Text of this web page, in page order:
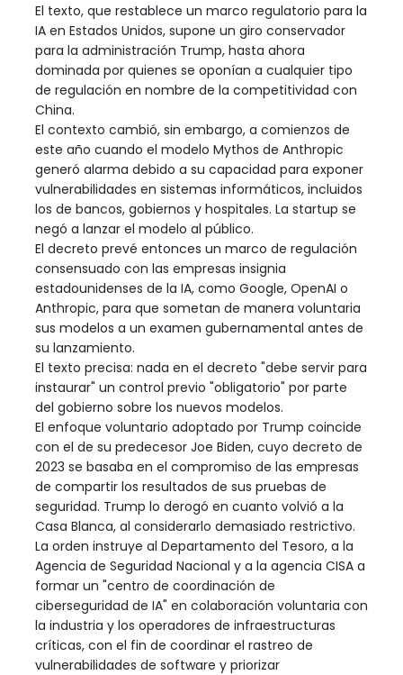
El texto, que restablece un marco regulatorio para la
IA en Estados Unidos, supone un giro conservador
para la administración Trump, hasta ahora
dominada por quienes se oponían a cualquier tipo
de regulación en nombre de la competitividad con
China.
El contexto cambió, sin embargo, a comienzos de
este año cuando el modelo Mythos de Anthropic
generó alarma debido a su capacidad para exponer
vulnerabilidades en sistemas informáticos, incluidos
los de bancos, gobiernos y hospitales. La startup se
negó a lanzar el modelo al público.
El decreto prevé entonces un marco de regulación
consensuado con las empresas insignia
estadounidenses de la IA, como Google, OpenAI o
Anthropic, para que sometan de manera voluntaria
sus modelos a un examen gubernamental antes de
su lanzamiento.
El texto precisa: nada en el decreto "debe servir para
instaurar" un control previo "obligatorio" por parte
del gobierno sobre los nuevos modelos.
El enfoque voluntario adoptado por Trump coincide
con el de su predecesor Joe Biden, cuyo decreto de
2023 se basaba en el compromiso de las empresas
de compartir los resultados de sus pruebas de
seguridad. Trump lo derogó en cuanto volvió a la
Casa Blanca, al considerarlo demasiado restrictivo.
La orden instruye al Departamento del Tesoro, a la
Agencia de Seguridad Nacional y a la agencia CISA a
formar un "centro de coordinación de
ciberseguridad de IA" en colaboración voluntaria con
la industria y los operadores de infraestructuras
críticas, con el fin de coordinar el rastreo de
vulnerabilidades de software y priorizar